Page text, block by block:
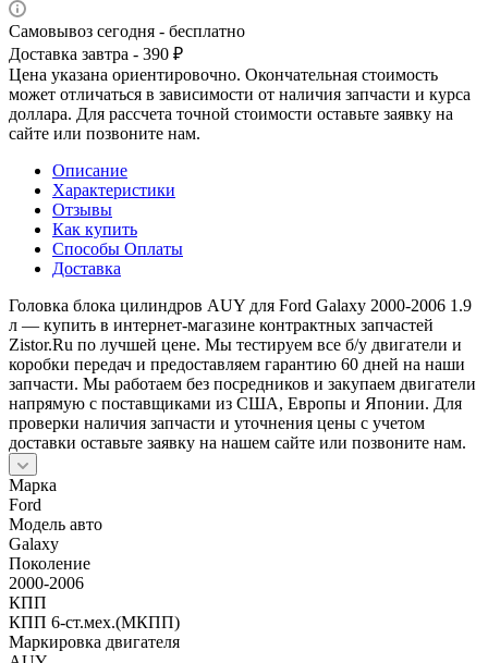
Самовывоз сегодня - бесплатно
Доставка завтра - 390 ₽
Цена указана ориентировочно. Окончательная стоимость
может отличаться в зависимости от наличия запчасти и курса
доллара. Для рассчета точной стоимости оставьте заявку на
сайте или позвоните нам.
Описание
Характеристики
Отзывы
Как купить
Способы Оплаты
Доставка
Головка блока цилиндров AUY для Ford Galaxy 2000-2006 1.9
л — купить в интернет-магазине контрактных запчастей
Zistor.Ru по лучшей цене. Мы тестируем все б/у двигатели и
коробки передач и предоставляем гарантию 60 дней на наши
запчасти. Мы работаем без посредников и закупаем двигатели
напрямую с поставщиками из США, Европы и Японии. Для
проверки наличия запчасти и уточнения цены с учетом
доставки оставьте заявку на нашем сайте или позвоните нам.
Марка
Ford
Модель авто
Galaxy
Поколение
2000-2006
КПП
КПП 6-ст.мех.(МКПП)
Маркировка двигателя